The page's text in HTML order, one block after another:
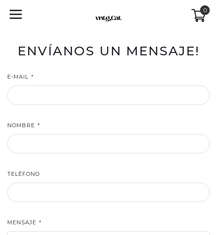
0
ENVÍANOS UN MENSAJE!
E-MAIL *
NOMBRE *
TELÉFONO
MENSAJE *